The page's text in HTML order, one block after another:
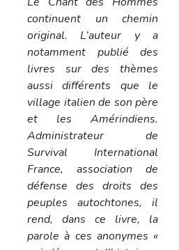
continuent un chemin
original. L’auteur y a
notamment publié des
livres sur des thèmes
aussi différents que le
village italien de son père
et les Amérindiens.
Administrateur de
Survival International
France, association de
défense des droits des
peuples autochtones, il
rend, dans ce livre, la
parole à ces anonymes «